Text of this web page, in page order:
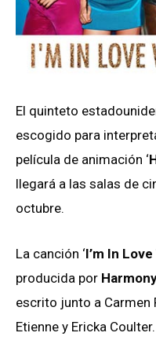
El quinteto
escogido para
película de animación ‘
llegará a las salas de
octubre.
La canción ‘I’m In
producida por
escrito junto a Carmen
Etienne y Ericka Coulter.